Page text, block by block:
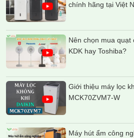
chính hãng tại Việt
Nên chọn mua quạt
KDK hay Toshiba?
Giới thiệu máy lọc
MCK70ZVM7-W
Máy hút ẩm công